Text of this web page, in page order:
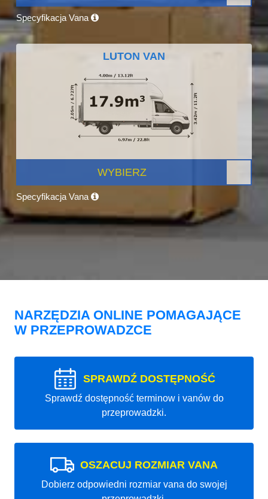
Specyfikacja Vana
LUTON VAN
WYBIERZ
Specyfikacja Vana
NARZĘDZIA ONLINE POMAGAJĄCE
W PRZEPROWADZCE
SPRAWDŹ DOSTĘPNOŚĆ
Sprawdź dostępność terminow i vanów do
przeprowadzki.
OSZACUJ ROZMIAR VANA
Dobierz odpowiedni rozmiar vana do swojej